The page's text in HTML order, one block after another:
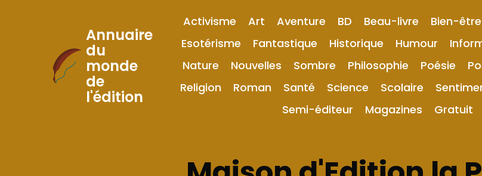
Skip
to
Content
Annuaire
du
monde
de
l'édition
Activisme Art Aventure BD Beau-livre Bien-être
Esotérisme
Fantastique Historique Humour
Nature
Nouvelles Sombre Philosophie Poésie
Religion
Roman Santé Science Scolaire
Semi-éditeur
Magazines Gratuit